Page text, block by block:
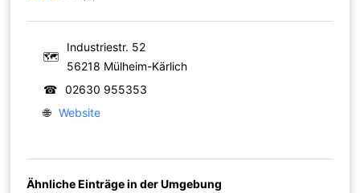
🗺
Industriestr. 52
56218 Mülheim-Kärlich
☎
02630 955353
🌐 Website
Ähnliche Einträge in der Umgebung